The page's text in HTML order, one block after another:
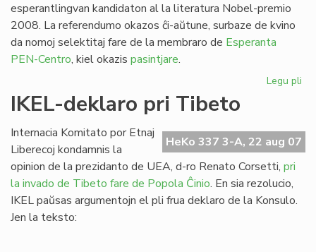
esperantlingvan kandidaton al la literatura Nobel-premio
2008. La referendumo okazos ĉi-aŭtune, surbaze de kvino
da nomoj selektitaj fare de la membraro de Esperanta
PEN-Centro, kiel okazis pasintjare.
Legu pli
IKEL-deklaro pri Tibeto
HeKo 337 3-A, 22 aug 07
Internacia Komitato por Etnaj
Liberecoj kondamnis la
opinion de la prezidanto de UEA, d-ro Renato Corsetti, pri
la invado de Tibeto fare de Popola Ĉinio. En sia rezolucio,
IKEL paŭsas argumentojn el pli frua deklaro de la Konsulo.
Jen la teksto: